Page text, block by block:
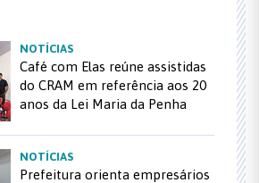
NOTÍCIAS
Café com Elas reúne assistidas
do CRAM em referência aos 20
anos da Lei Maria da Penha
NOTÍCIAS
Prefeitura orienta empresários